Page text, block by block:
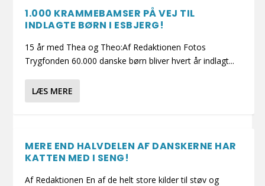
1.000 KRAMMEBAMSER PÅ VEJ TIL
INDLAGTE BØRN I ESBJERG!
15 år med Thea og Theo:Af Redaktionen Fotos
Trygfonden 60.000 danske børn bliver hvert år indlagt...
LÆS MERE
MERE END HALVDELEN AF DANSKERNE HAR
KATTEN MED I SENG!
Af Redaktionen En af de helt store kilder til støv og